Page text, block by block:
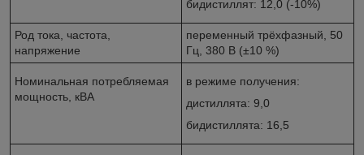
бидистиллят: 12,0 (-10%)
Род тока, частота,
напряжение
переменный трёхфазный, 50
Гц, 380 В (±10 %)
Номинальная потребляемая
мощность, кВА
в режиме получения:
дистиллята: 9,0
бидистиллята: 16,5